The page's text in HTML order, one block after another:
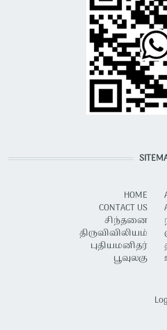
HOME
CONTACT US
சிந்தனை
திருவிவிலியம்
புதியமனிதர்
பூவுலகு